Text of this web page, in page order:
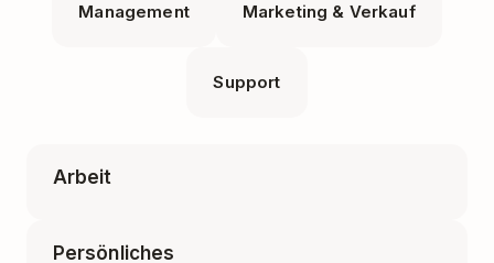
Management Marketing & Verkauf
Support
Arbeit
Persönliches